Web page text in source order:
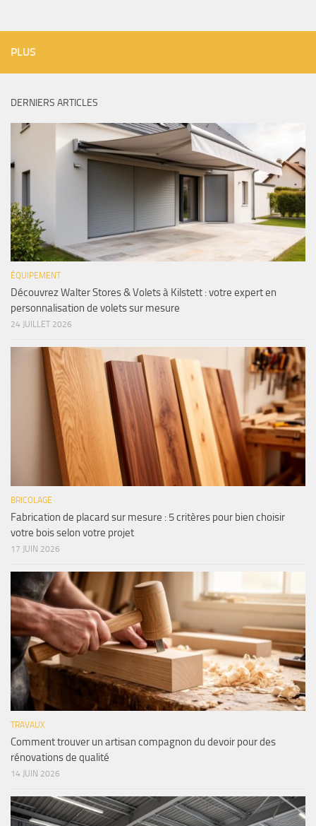
PLUS
DERNIERS ARTICLES
ÉQUIPEMENT
Découvrez Walter Stores & Volets à Kilstett : votre expert en
personnalisation de volets sur mesure
24 JUILLET 2026
BRICOLAGE
Fabrication de placard sur mesure : 5 critères pour bien choisir
votre bois selon votre projet
17 JUIN 2026
TRAVAUX
Comment trouver un artisan compagnon du devoir pour des
rénovations de qualité
14 JUIN 2026